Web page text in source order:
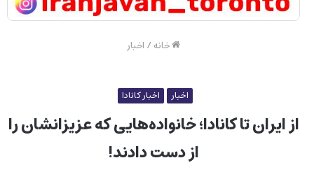
خانه/ اخبار
اخبار اخبار کانادا
از ایران تا کانادا؛ خانواده‌هایی که عزیزانشان را
از دست دادند!